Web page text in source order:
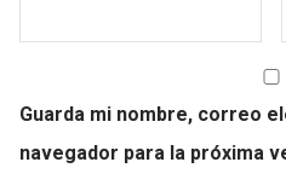
Guarda mi nombre, correo
navegador para la próxima